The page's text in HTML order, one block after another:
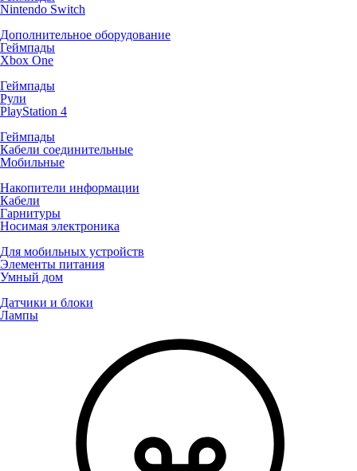
Nintendo Switch
Дополнительное оборудование
Геймпады
Xbox One
Геймпады
Рули
PlayStation 4
Геймпады
Кабели соединительные
Мобильные
Накопители информации
Кабели
Гарнитуры
Носимая электроника
Для мобильных устройств
Элементы питания
Умный дом
Датчики и блоки
Лампы